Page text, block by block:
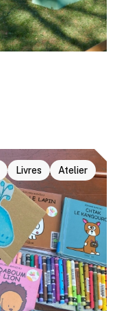
Livres Atelier